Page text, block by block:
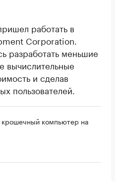
работать в
Corporation.
разработать меньшие
вычислительные
и сделав
пользователей.
компьютер на